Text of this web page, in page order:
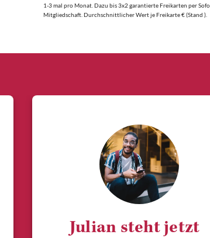
1-3 mal pro Monat. Dazu bis 3x2 garantierte Freikarten per
Mitgliedschaft. Durchschnittlicher Wert je Freikarte € (Stand ).
Julian steht jetzt